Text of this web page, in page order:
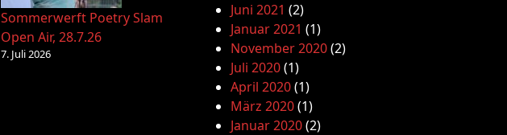
Sommerwerft Poetry Slam
Open Air, 28.7.26
7. Juli 2026
Juni 2021 (2)
Januar 2021 (1)
November 2020(2)
Juli 2020(1)
April 2020(1)
März 2020(1)
Januar 2020(2)